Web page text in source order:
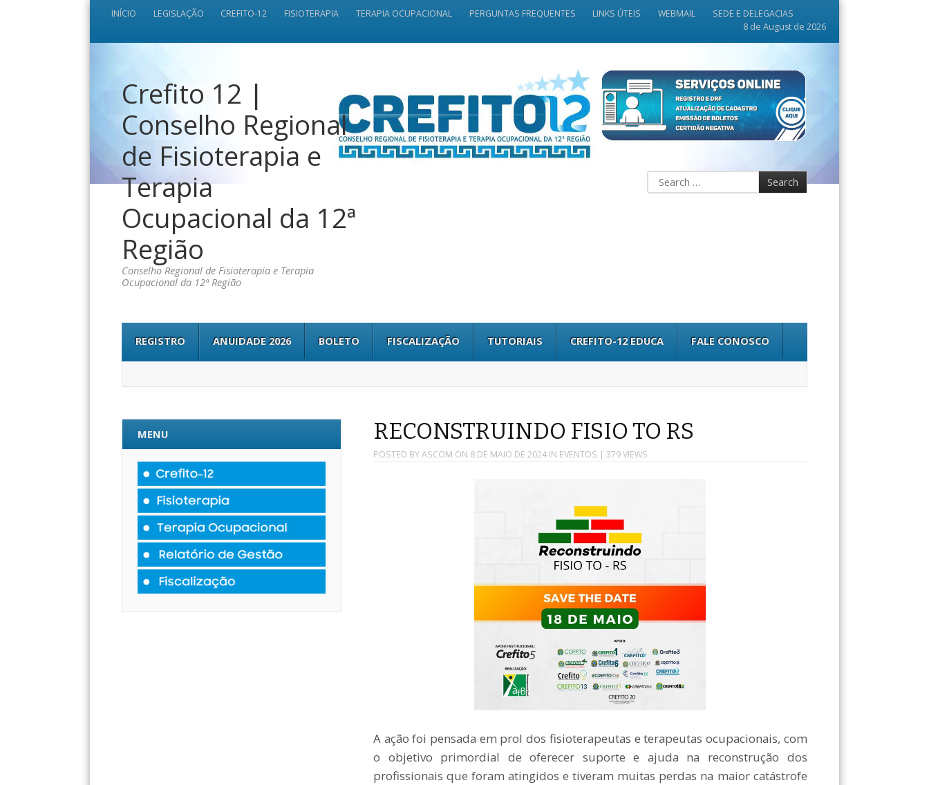
INÍCIO LEGISLAÇÃO CREFITO-12 FISIOTERAPIA TERAPIA OCUPACIONAL PERGUNTAS FREQUENTES LINKS ÚTEIS WEBMAIL
SEDE E DELEGACIAS
8 de August de 2026
Crefito 12 |
Conselho Regional
de Fisioterapia e
Terapia
Ocupacional da 12ª
Região
Conselho Regional de Fisioterapia e Terapia
Ocupacional da 12ª Região
REGISTRO ANUIDADE 2026 BOLETO FISCALIZAÇÃO TUTORIAIS CREFITO-12 EDUCA FALE CONOSCO
RECONSTRUINDO FISIO TO RS
POSTED BYASCOM ON 8 DE MAIO DE 2024IN EVENTOS | 379 VIEWS
A ação foi pensada em prol dos fisioterapeutas e terapeutas ocupacionais, com
o objetivo primordial de oferecer suporte e ajuda na reconstrução dos
profissionais que foram atingidos e tiveram muitas perdas na maior catástrofe
MENU